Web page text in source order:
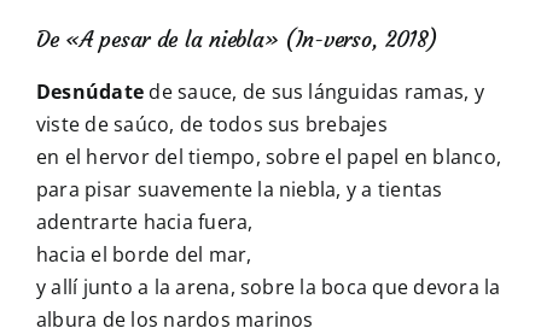
De «A pesar de la niebla» (In-verso, 2018)
Desnúdate de sauce, de sus lánguidas ramas, y
viste de saúco, de todos sus brebajes
en el hervor del tiempo, sobre el papel en blanco,
para pisar suavemente la niebla, y a tientas
adentrarte hacia fuera,
hacia el borde del mar,
y allí junto a la arena, sobre la boca que devora la
albura de los nardos marinos